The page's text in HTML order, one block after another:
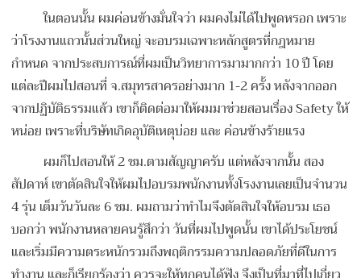
ในตอนนั้น ผมค่อนข้างมั่นใจว่า ผมคงไม่ได้ไปพูดหรอก เพราะ
ว่าโรงงานแถวนั้นส่วนใหญ่ จะอบรมเฉพาะหลักสูตรที่กฎหมาย
กำหนด จากประสบการณ์ที่ผมเป็นวิทยาการมามากกว่า 10 ปี โดย
แต่ละปีผมไปสอนที่ จ.สมุทรสาครอย่างมาก 1-2 ครั้งหลังจากออก
จากปฏิบัติธรรมแล้ว เขาก็ติดต่อมาให้ผมมาช่วยสอนเรื่อง Safety ให้
หน่อย เพราะที่บริษัทเกิดอุบัติเหตุบ่อย และ ค่อนข้างร้ายแรง
ผมก็ไปสอนให้ 2 ชม.ตามสัญญาครับ แต่หลังจากนั้น สอง
สัปดาห์ เขาตัดสินใจให้ผมไปอบรมพนักงานทั้งโรงงานเลยเป็นจำนวน
4 รุ่น เต็มวันวันละ 6 ชม. ผมถามว่าทำไมจึงตัดสินใจให้อบรม เธอ
บอกว่า พนักงานหลายคนรู้สึกว่า วันที่ผมไปพูดนั้น เขาได้ประโยชน์
และเริ่มมีความตระหนักรวมถึงพฤติกรรมความปลอดภัยที่ดีในการ